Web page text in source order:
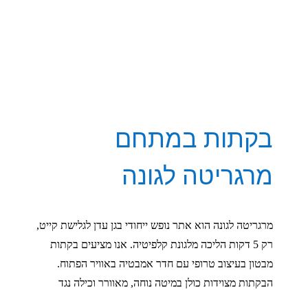
בקתות במתחם
מרגריטה לגונה
מרגריטה לגונה הוא אתר נופש ייחודי בגן עדן לגלישת קייט,
רק 5 דקות הליכה מלגונת קלפיטיה. אנו מציעים בקתות
מבטון בעיצוב טרופי עם חדר אמבטיה באוויר הפתוח.
הבקתות מצוידות כולן במיטה נוחה, מאוורר וכילה נגד